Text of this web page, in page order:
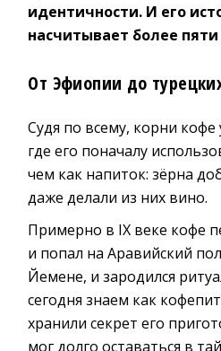
идентичности. И его
насчитывает более пяти
От Эфиопии до
Судя по всему, корни
где его поначалу
чем как напиток: зёрна
даже делали из них вино.
Примерно в IX веке кофе
и попал на Аравийский
Йемене, и зародился
сегодня знаем как
хранили секрет его
мог долго оставаться в